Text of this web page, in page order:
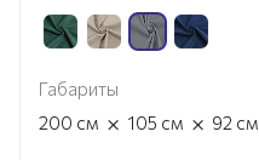
Габариты
200 см × 105 см × 92 см